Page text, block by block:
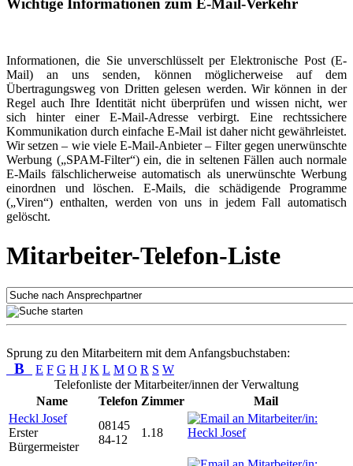
Informationen, die Sie unverschlüsselt per Elektronische Post (E-
Mail) an uns senden, können möglicherweise auf dem
Übertragungsweg von Dritten gelesen werden. Wir können in der
Regel auch Ihre Identität nicht überprüfen und wissen nicht, wer
sich hinter einer E-Mail-Adresse verbirgt. Eine rechtssichere
Kommunikation durch einfache E-Mail ist daher nicht gewährleistet.
Wir setzen – wie viele E-Mail-Anbieter – Filter gegen unerwünschte
Werbung („SPAM-Filter“) ein, die in seltenen Fällen auch normale
E-Mails fälschlicherweise automatisch als unerwünschte Werbung
einordnen und löschen. E-Mails, die schädigende Programme
(„Viren“) enthalten, werden von uns in jedem Fall automatisch
gelöscht.
Mitarbeiter-Telefon-Liste
Sprung zu den Mitarbeitern mit dem Anfangsbuchstaben:
B E F G H J K L M O R S W
Telefonliste der Mitarbeiter/innen der Verwaltung
Name
Telefon Zimmer
Mail
Heckl Josef
Erster
Bürgermeister
08145
84-12
1.18